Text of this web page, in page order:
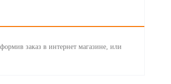
заказ в интернет магазине, или